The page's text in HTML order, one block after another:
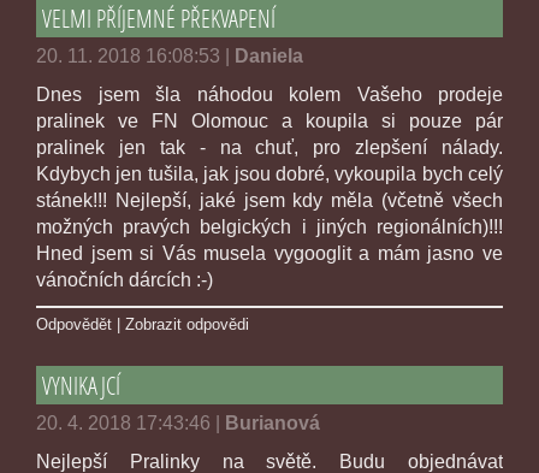
VELMI PŘÍJEMNÉ PŘEKVAPENÍ
20. 11. 2018 16:08:53
Daniela
Dnes jsem šla náhodou kolem Vašeho prodeje
pralinek ve FN Olomouc a koupila si pouze pár
pralinek jen tak - na chuť, pro zlepšení nálady.
Kdybych jen tušila, jak jsou dobré, vykoupila bych celý
stánek!!! Nejlepší, jaké jsem kdy měla (včetně všech
možných pravých belgických i jiných regionálních)!!!
Hned jsem si Vás musela vygooglit a mám jasno ve
vánočních dárcích :-)
Odpovědět | Zobrazit odpovědi
VYNIKAJCÍ
20. 4. 2018 17:43:46
Burianová
Nejlepší Pralinky na světě. Budu objednávat